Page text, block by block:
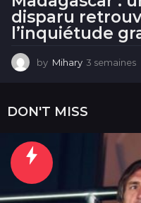
disparu
l’inquiétude
by Mihary 3 semaines
s
DON'T MISS